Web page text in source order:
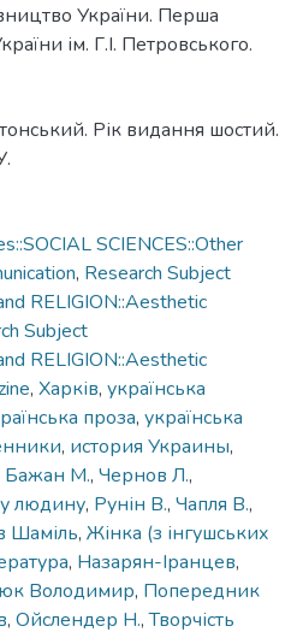
України. Перша
ім. Г.І. Петровського.
Рік видання шостий.
SCIENCES::Other
, Research Subject
RELIGION::Aesthetic
Subject
RELIGION::Aesthetic
, Харків, українська
проза, українська
, история Украины,
Бажан М., Чернов Л.,
людину, Рунін В., Чапля В.,
Шаміль, Жінка (з інгушських
, Назарян-Іранцев,
Володимир, Попередник
, Ойслендер Н.,Творчість